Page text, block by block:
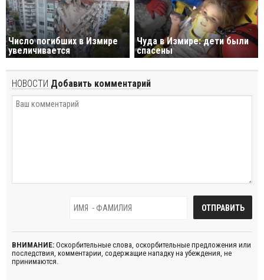
Число погибших в Измире
увеличивается
Чуда в Измире: дети были
спасены
НОВОСТИ Добавить комментарий
ВНИМАНИЕ: Оскорбительные слова, оскорбительные предложения или
последствия, комментарии, содержащие нападку на убеждения, не
принимаются.